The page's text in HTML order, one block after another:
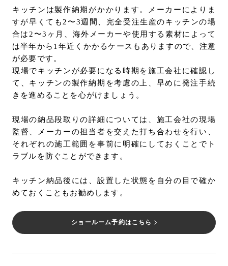
キッチンは製作納期がかかります。メーカーによりま
すが早くても2〜3週間、完全受注生産のキッチンの場
合は2〜3ヶ月、海外メーカーや使用する素材によって
は半年から1年近くかかるケースもありますので、注意
が必要です。
現場でキッチンが必要になる時期を施工会社に確認し
て、キッチンの製作納期を考慮の上、早めに発注手続
きを進めることを心がけましょう。
現場の納品段取りの詳細については、施工会社の現場
監督、メーカーの担当者を交えた打ち合わせを行い、
それぞれの施工範囲を事前に明確にしておくことでト
ラブルを防ぐことができます。
キッチン納品後には、設置した状態を自分の目で確か
めておくこともお勧めします。
ショールーム予約はこちら